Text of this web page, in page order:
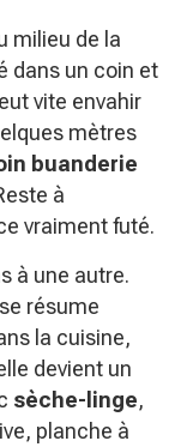
milieu de la
dans un coin et
vite envahir
mètres
buanderie
à
vraiment futé.
à une autre.
résume
la cuisine,
devient un
sèche-linge,
planche à